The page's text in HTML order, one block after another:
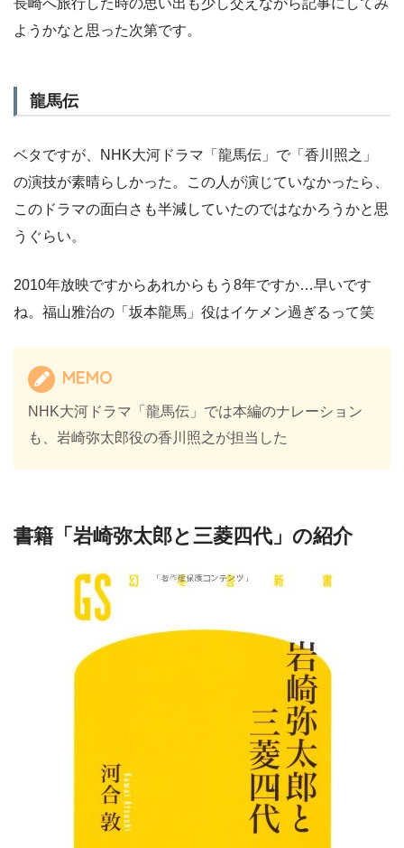
ようかなと思った次第です。
龍馬伝
ベタですが、NHK大河ドラマ「龍馬伝」で「香川照之」
の演技が素晴らしかった。この人が演じていなかったら、
このドラマの面白さも半減していたのではなかろうかと思
うぐらい。
2010年放映ですからあれからもう8年ですか…早いです
ね。福山雅治の「坂本龍馬」役はイケメン過ぎるって笑
MEMO
NHK大河ドラマ「龍馬伝」では本編のナレーション
も、岩崎弥太郎役の香川照之が担当した
書籍「岩崎弥太郎と三菱四代」の紹介